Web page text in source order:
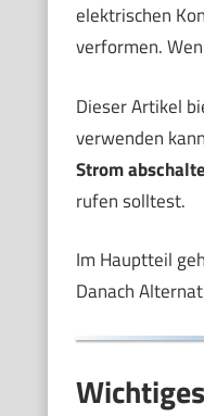
elektrischen
verformen.
Dieser Artikel
verwenden
Strom
rufen solltest.
Im Hauptteil
Danach